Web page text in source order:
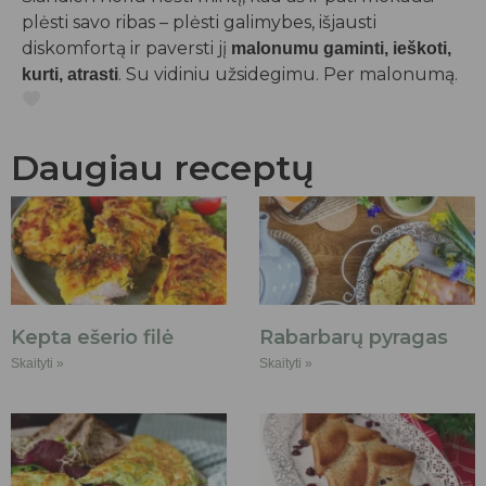
plėsti savo ribas – plėsti galimybes, išjausti
diskomfortą ir paversti jį malonumu gaminti, ieškoti,
kurti, atrasti. Su vidiniu užsidegimu. Per malonumą.
Daugiau receptų
Kepta ešerio filė
Skaityti »
Rabarbarų pyragas
Skaityti »